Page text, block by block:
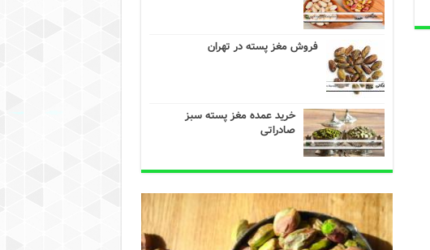
فروش مغز پسته در تهران
خرید عمده مغز پسته سبز
صادراتی